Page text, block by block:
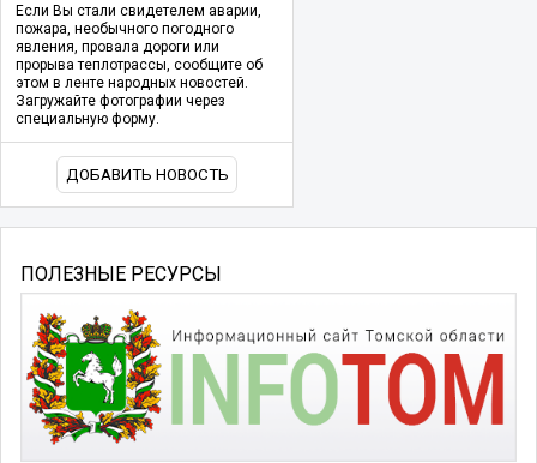
Если Вы стали свидетелем аварии,
пожара, необычного погодного
явления, провала дороги или
прорыва теплотрассы, сообщите об
этом в ленте народных новостей.
Загружайте фотографии через
специальную форму.
ДОБАВИТЬ НОВОСТЬ
ПОЛЕЗНЫЕ РЕСУРСЫ